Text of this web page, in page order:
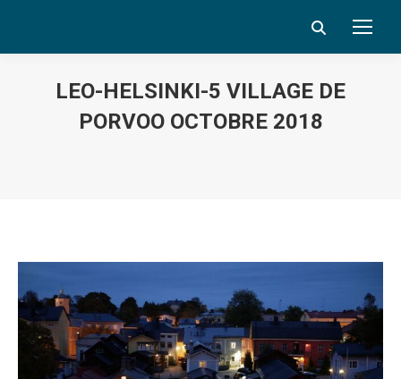
Search:
LEO-HELSINKI-5 VILLAGE DE
PORVOO OCTOBRE 2018